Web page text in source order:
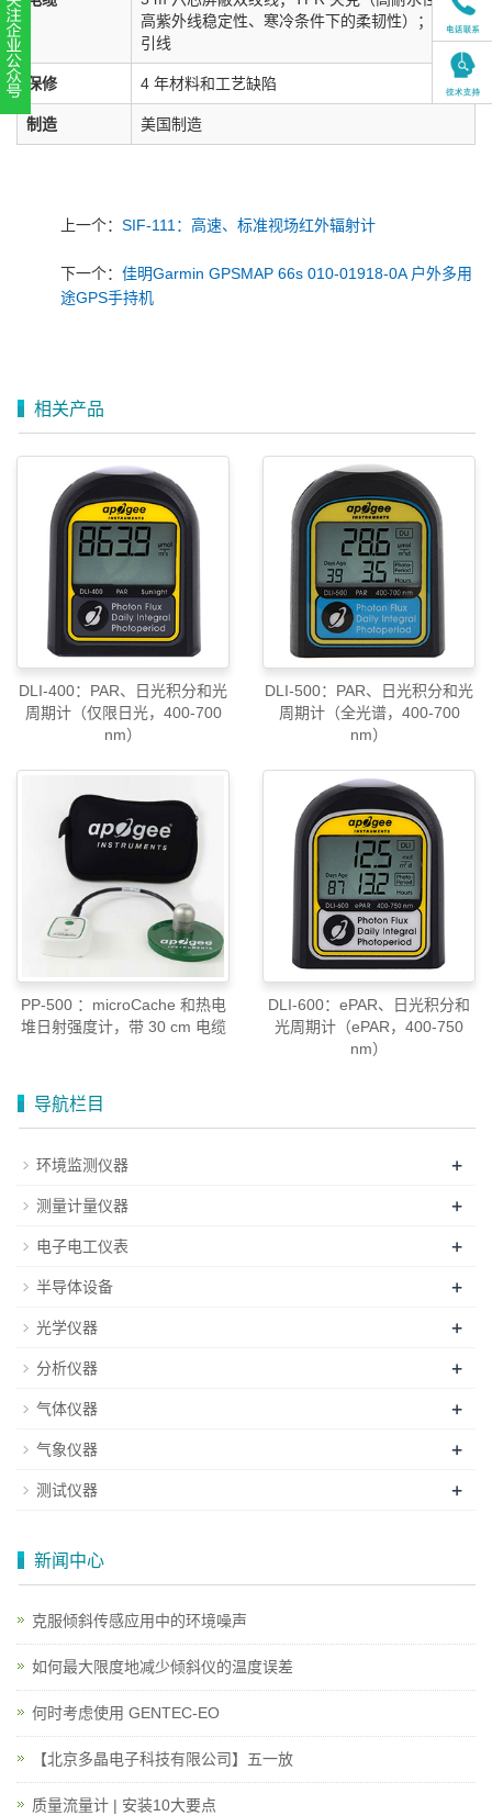
高紫外线稳定性、寒冷条件下的柔韧性）；尾纤
引线
保修 4 年材料和工艺缺陷
制造 美国制造
上一个： SIF-111：高速、标准视场红外辐射计
下一个： 佳明Garmin GPSMAP 66s 010-01918-0A 户外多用
途GPS手持机
相关产品
DLI-400：PAR、日光积分和光
周期计（仅限日光，400-700
nm）
DLI-500：PAR、日光积分和光
周期计（全光谱，400-700
nm）
PP-500 ：microCache 和热电
堆日射强度计，带 30 cm 电缆
DLI-600：ePAR、日光积分和
光周期计（ePAR，400-750
nm）
导航栏目
环境监测仪器 +
测量计量仪器 +
电子电工仪表 +
半导体设备 +
光学仪器 +
分析仪器 +
气体仪器 +
气象仪器 +
测试仪器 +
新闻中心
克服倾斜传感应用中的环境噪声
如何最大限度地减少倾斜仪的温度误差
何时考虑使用 GENTEC-EO
【北京多晶电子科技有限公司】五一放
质量流量计 | 安装10大要点
扫一扫，关注官方账号
010-52867771